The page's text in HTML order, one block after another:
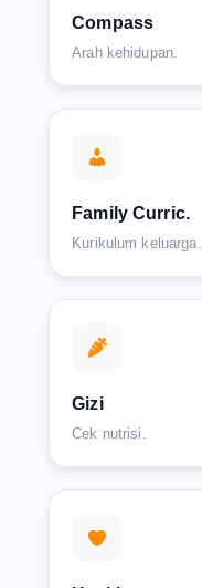
Compass
Arah kehidupan.
Family Curric.
Kurikulum keluarga.
Gizi
Cek nutrisi.